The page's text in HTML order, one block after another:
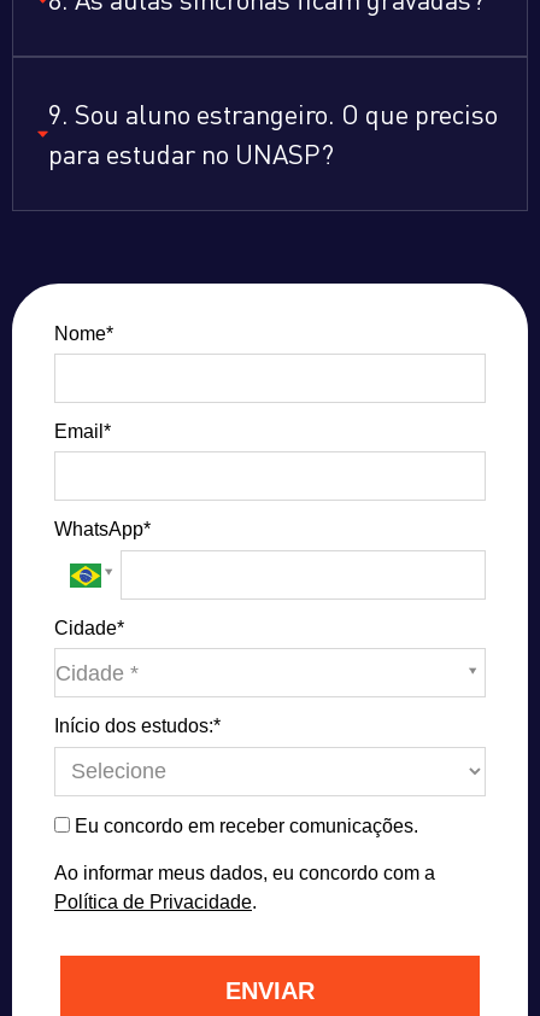
9. Sou aluno estrangeiro. O que preciso
para estudar no UNASP?
Nome*
Email*
WhatsApp*
Cidade*
Cidade *
Cidade*
Início dos estudos:*
Eu concordo em receber comunicações.
Ao informar meus dados, eu concordo com a
Política de Privacidade.
ENVIAR